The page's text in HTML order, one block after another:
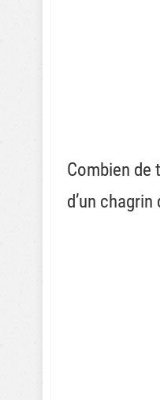
Combien de
d’un chagrin